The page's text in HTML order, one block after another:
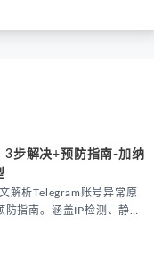
3步解决+预防指南-加纳
解析Telegram账号异常原
指南。涵盖IP检测、静态